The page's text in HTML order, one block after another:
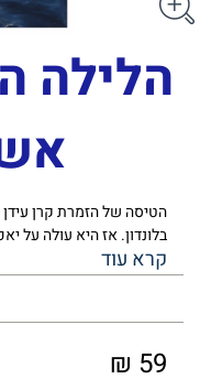
הלילה
הטיסה של הזמרת קרן
בלונדון. אז היא עולה על
האודיסאה שלה. הטיסה של
בישראל, מופנית
לבית קפה שפתוח כל
עולמו, ומוציאה אותו
בים, באוויר וביבשה, הם
59 ₪